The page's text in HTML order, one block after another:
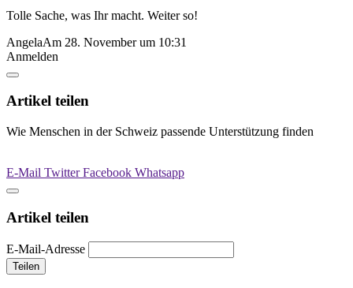
Tolle Sache, was Ihr macht. Weiter so!
AngelaAm 28. November um 10:31
Anmelden
Artikel teilen
Wie Menschen in der Schweiz passende Unterstützung finden
E-Mail TwitterFacebook Whatsapp
Artikel teilen
E-Mail-Adresse
Teilen